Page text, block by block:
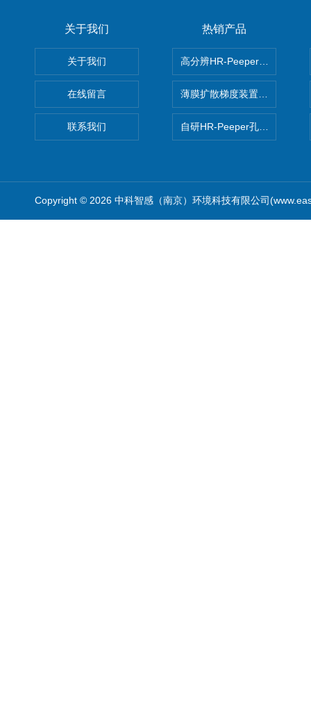
关于我们
关于我们
在线留言
联系我们
热销产品
高分辨HR-Peeper采样器孔隙
薄膜扩散梯度装置 Agl DGT
自研HR-Peeper孔隙水采样器
Copyright © 2026 中科智感（南京）环境科技有限公司